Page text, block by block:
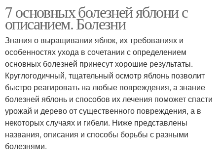
7 основных болезней яблони с
описанием. Болезни
Знания о выращивании яблок, их требованиях и
особенностях ухода в сочетании с определением
основных болезней принесут хорошие результаты.
Круглогодичный, тщательный осмотр яблонь позволит
быстро реагировать на любые повреждения, а знание
болезней яблонь и способов их лечения поможет спасти
урожай и дерево от существенного повреждения, а в
некоторых случаях и гибели. Ниже представлены
названия, описания и способы борьбы с разными
болезнями.